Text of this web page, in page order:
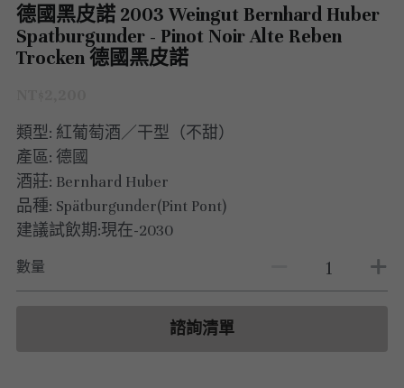
白酒 white wine
紅酒 red wine
智利｜日常選酒
紅酒 red wine
德國｜精選紅酒
德國｜精選白酒
西班牙 Spain
西班牙｜收藏級珍藏
紅酒 red wine
義大利 Italy
義大利｜收藏級珍藏
義大利｜進階選酒
氣泡酒 sparkling
香檳｜收藏級珍藏
香檳｜進階選酒
香檳｜日常選酒
法國 France
法國｜日常選酒
法國｜收藏級珍藏
勃艮第Bourgogne
勃根地｜收藏級珍藏
波爾多Bordeaux
波爾多列級酒｜常規
德國黑皮諾 2003 Weingut Bernhard Huber
Spatburgunder - Pinot Noir Alte Reben
Trocken 德國黑皮諾
類型: 紅葡萄酒／干型（不甜）
產區: 德國
酒莊: Bernhard Huber
品種: Spätburgunder(Pint Pont)
建議試飲期:現在-2030
數量
諮詢清單
義大利｜收藏級珍藏
義大利｜進階選酒
西班牙｜日常選酒
西班牙｜收藏級珍藏
德國｜精選紅酒